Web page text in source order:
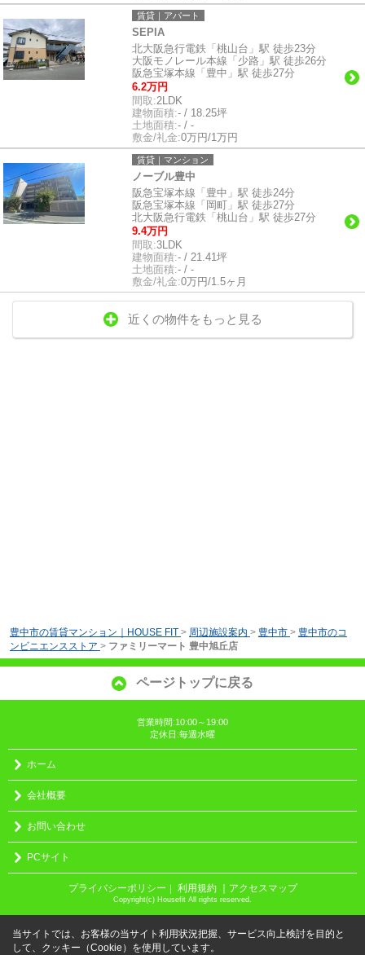
賃貸｜アパート
SEPIA
北大阪急行電鉄「桃山台」駅 徒歩23分
大阪モノレール本線「少路」駅 徒歩26分
阪急宝塚本線「豊中」駅 徒歩27分
6.2万円
間取:2LDK
建物面積:- / 18.25坪
土地面積:- / -
敷金/礼金:0万円/1万円
賃貸｜マンション
ノーブル豊中
阪急宝塚本線「豊中」駅 徒歩24分
阪急宝塚本線「岡町」駅 徒歩27分
北大阪急行電鉄「桃山台」駅 徒歩27分
9.4万円
間取:3LDK
建物面積:- / 21.41坪
土地面積:- / -
敷金/礼金:0万円/1.5ヶ月
近くの物件をもっと見る
豊中市の賃貸マンション｜HOUSE FIT > 周辺施設案内 > 豊中市 > 豊中市のコ
ンビニエンスストア > ファミリーマート 豊中旭丘店
ページトップに戻る
営業時間:10:00～19:00
定休日:毎週水曜
ホーム
会社概要
お問い合わせ
PCサイト
プライバシーポリシー ｜ 利用規約 ｜アクセスマップ
Copyright(c) Housefit All rights reserved.
当サイトでは、お客様の当サイト利用状況把握、サービス向上検討を目的と
して、クッキー（Cookie）を使用しています。